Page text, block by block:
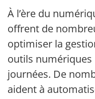
À l’ère du
offrent de
optimiser la
outils numériques
journées. De
aident à